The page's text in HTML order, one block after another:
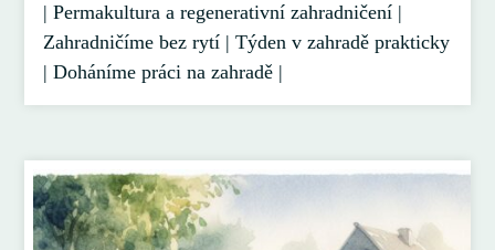
| Permakultura a regenerativní zahradničení |
Zahradničíme bez rytí | Týden v zahradě prakticky
| Doháníme práci na zahradě |